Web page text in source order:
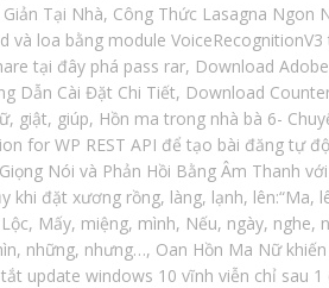
Tại Nhà, Công Thức Lasagna Ngon
và loa bằng module
tại đây phá pass rar, Download
Dẫn Cài Đặt Chi Tiết, Download
, giật, giúp, Hồn ma trong nhà bà 6-
for WP REST API để tạo bài đăng tự
Nói và Phản Hồi Bằng Âm Thanh
khi đặt xương rồng, làng, lạnh, lên:“Ma,
, Mấy, miệng, mình, Nếu, ngày, nghe,
, những, nhưng…, Oan Hồn Ma Nữ
update windows 10 vĩnh viễn chỉ sau 1